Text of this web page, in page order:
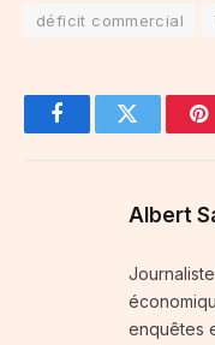
déficit commercial
FacebookTwitter
Albert
enquêtes